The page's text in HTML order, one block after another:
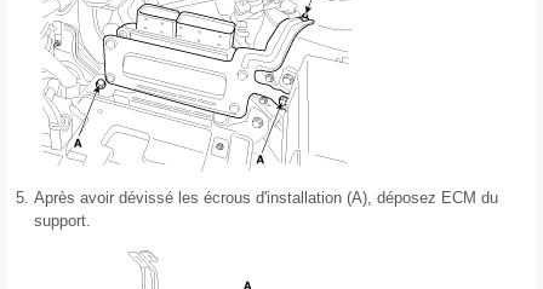
5. Après avoir dévissé les écrous d'installation (A), déposez ECM du
support.